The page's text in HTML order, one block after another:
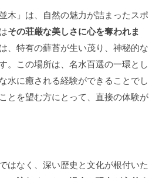
木」は、自然の魅力が詰まったスポ
その荘厳な美しさに心を奪われま
、特有の蘚苔が生い茂り、神秘的な
。この場所は、名水百選の一環とし
水に癒される経験ができることでし
とを望む方にとって、直接の体験が
はなく、深い歴史と文化が根付いた